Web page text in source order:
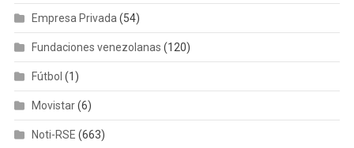
Empresa Privada (54)
Fundaciones venezolanas (120)
Fútbol (1)
Movistar(6)
Noti-RSE (663)